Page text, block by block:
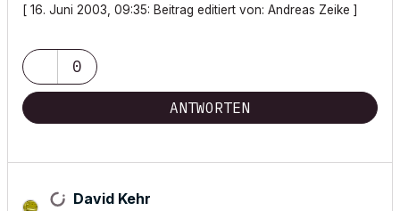
[ 16. Juni 2003, 09:35: Beitrag editiert von: Andreas Zeike ]
0
ANTWORTEN
David Kehr